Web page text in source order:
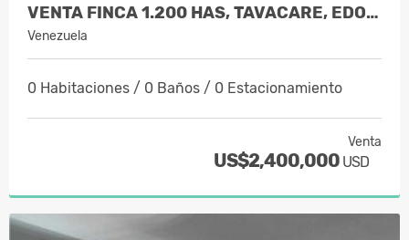
VENTA FINCA 1.200 HAS, TAVACARE, EDO.…
Venezuela
0 Habitaciones / 0 Baños / 0 Estacionamiento
Venta
US$2,400,000 USD